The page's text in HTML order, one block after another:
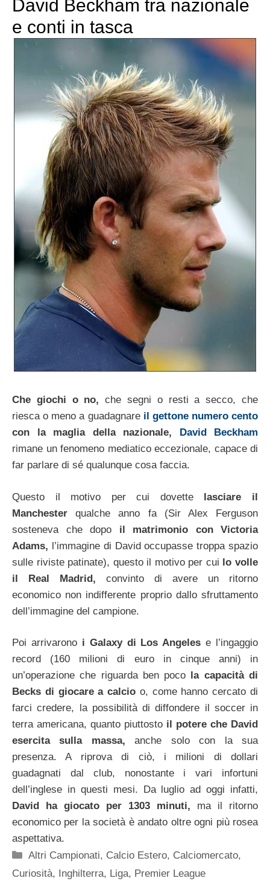
David Beckham tra nazionale
e conti in tasca
Che giochi o no, che segni o resti a secco, che
riesca o meno a guadagnare il gettone numero cento
con la maglia della nazionale,
David Beckham
rimane un fenomeno mediatico eccezionale, capace di
far parlare di sé qualunque cosa faccia.
Questo il motivo per cui dovette lasciare il
Manchesterqualche anno fa (Sir Alex Ferguson
sosteneva che dopo il matrimonio con Victoria
Adams, l’immagine di David occupasse troppa spazio
sulle riviste patinate), questo il motivo per cui lo volle
il Real Madrid, convinto di avere un ritorno
economico non indifferente proprio dallo sfruttamento
dell’immagine del campione.
Poi arrivarono i Galaxy di Los Angelese l’ingaggio
record (160 milioni di euro in cinque anni) in
un’operazione che riguarda ben poco
la capacità di
Becks di giocare a calcio o, come hanno cercato di
farci credere, la possibilità di diffondere il soccer in
terra americana, quanto piuttosto il potere che David
esercita sulla massa, anche solo con la sua
presenza. A riprova di ciò, i milioni di dollari
guadagnati dal club, nonostante i vari infortuni
dell’inglese in questi mesi. Da luglio ad oggi infatti,
David ha giocato per 1303 minuti, ma il ritorno
economico per la società è andato oltre ogni più rosea
aspettativa.
Categorie
Altri Campionati, Calcio Estero, Calciomercato,
Curiosità, Inghilterra, Liga, Premier League